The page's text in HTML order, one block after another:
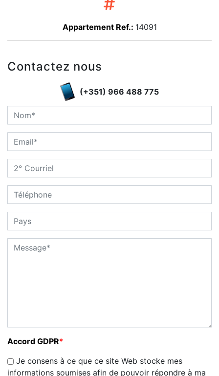
Appartement Ref.: 14091
Contactez nous
(+351) 966 488 775
Accord GDPR*
Je consens à ce que ce site Web stocke mes
informations soumises afin de pouvoir répondre à ma